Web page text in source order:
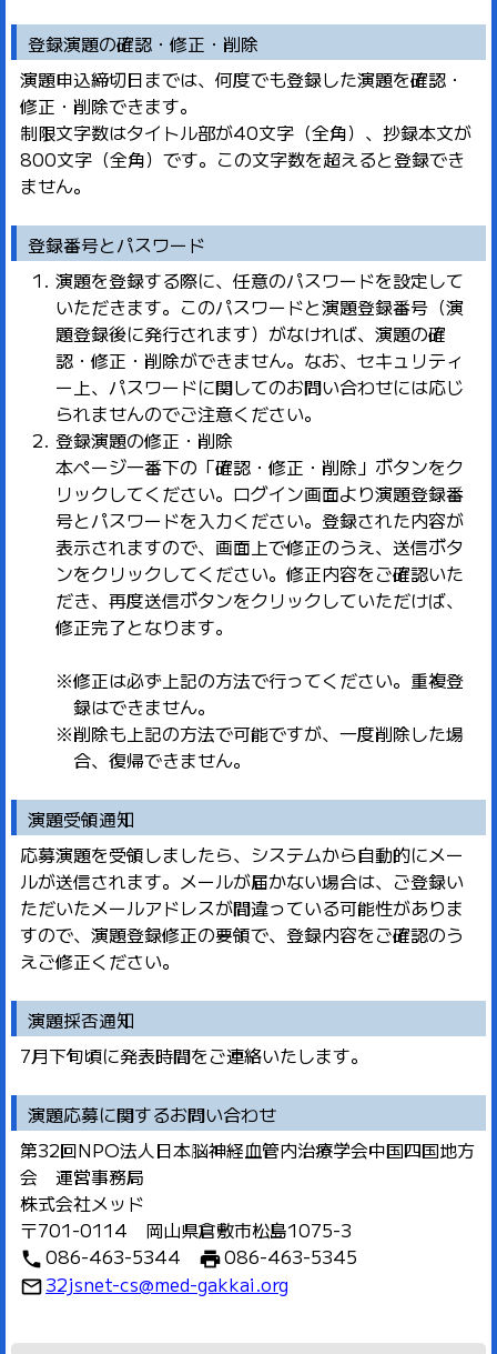
登録演題の確認・修正・削除
演題申込締切日までは、何度でも登録した演題を確認・
修正・削除できます。
制限文字数はタイトル部が40文字（全角）、抄録本文が
800文字（全角）です。この文字数を超えると登録でき
ません。
登録番号とパスワード
演題を登録する際に、任意のパスワードを設定して
いただきます。このパスワードと演題登録番号（演
題登録後に発行されます）がなければ、演題の確
認・修正・削除ができません。なお、セキュリティ
ー上、パスワードに関してのお問い合わせには応じ
られませんのでご注意ください。
登録演題の修正・削除
本ページ一番下の「確認・修正・削除」ボタンをク
リックしてください。ログイン画面より演題登録番
号とパスワードを入力ください。登録された内容が
表示されますので、画面上で修正のうえ、送信ボタ
ンをクリックしてください。修正内容をご確認いた
だき、再度送信ボタンをクリックしていただけば、
修正完了となります。
※修正は必ず上記の方法で行ってください。重複登
録はできません。
※削除も上記の方法で可能ですが、一度削除した場
合、復帰できません。
演題受領通知
応募演題を受領しましたら、システムから自動的にメー
ルが送信されます。メールが届かない場合は、ご登録い
ただいたメールアドレスが間違っている可能性がありま
すので、演題登録修正の要領で、登録内容をご確認のう
えご修正ください。
演題採否通知
7月下旬頃に発表時間をご連絡いたします。
演題応募に関するお問い合わせ
第32回NPO法人日本脳神経血管内治療学会中国四国地方
会 運営事務局
株式会社メッド
〒701-0114 岡山県倉敷市松島1075-3
phone086-463-5344 print086-463-5345
mail_outline32jsnet-cs@med-gakkai.org